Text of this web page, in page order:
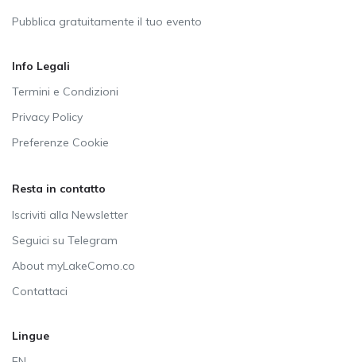
Pubblica gratuitamente il tuo evento
Info Legali
Termini e Condizioni
Privacy Policy
Preferenze Cookie
Resta in contatto
Iscriviti alla Newsletter
Seguici su Telegram
About myLakeComo.co
Contattaci
Lingue